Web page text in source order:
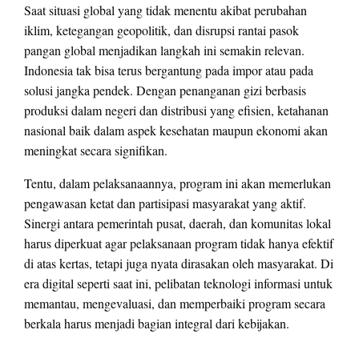
Saat situasi global yang tidak menentu akibat perubahan
iklim, ketegangan geopolitik, dan disrupsi rantai pasok
pangan global menjadikan langkah ini semakin relevan.
Indonesia tak bisa terus bergantung pada impor atau pada
solusi jangka pendek. Dengan penanganan gizi berbasis
produksi dalam negeri dan distribusi yang efisien, ketahanan
nasional baik dalam aspek kesehatan maupun ekonomi akan
meningkat secara signifikan.
Tentu, dalam pelaksanaannya, program ini akan memerlukan
pengawasan ketat dan partisipasi masyarakat yang aktif.
Sinergi antara pemerintah pusat, daerah, dan komunitas lokal
harus diperkuat agar pelaksanaan program tidak hanya efektif
di atas kertas, tetapi juga nyata dirasakan oleh masyarakat. Di
era digital seperti saat ini, pelibatan teknologi informasi untuk
memantau, mengevaluasi, dan memperbaiki program secara
berkala harus menjadi bagian integral dari kebijakan.